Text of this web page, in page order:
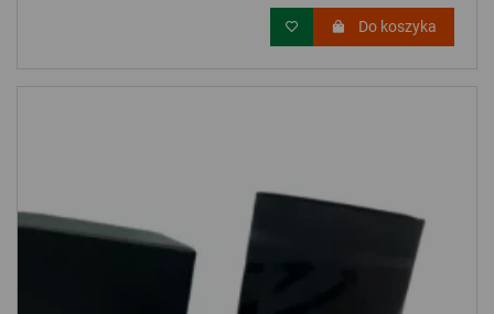
Do koszyka